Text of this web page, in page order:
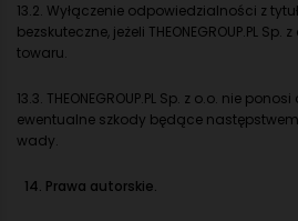
13.2. Wyłączenie odpowiedzialności z
bezskuteczne, jeżeli THEONEGROUP.PL
towaru.
13.3. THEONEGROUP.PL Sp. z o.o. nie
ewentualne szkody będące
wady.
14. Prawa autorskie.